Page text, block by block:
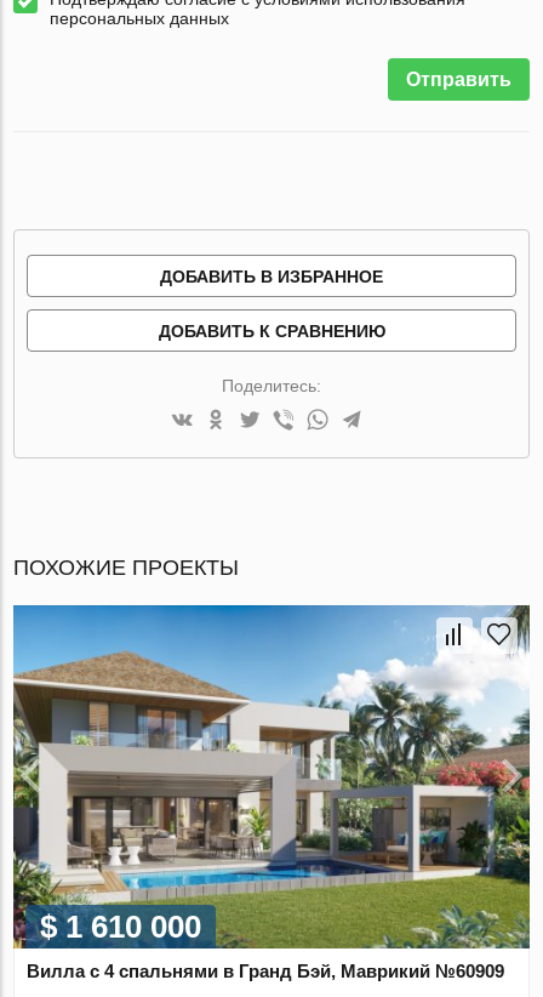
персональных данных
Отправить
ДОБАВИТЬ В ИЗБРАННОЕ
ДОБАВИТЬ К СРАВНЕНИЮ
Поделитесь:
ПОХОЖИЕ ПРОЕКТЫ
$ 1 610 000
Вилла с 4 спальнями в Гранд Бэй, Маврикий №60909